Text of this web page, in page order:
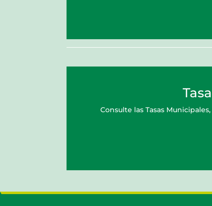
Consulte las Tasas